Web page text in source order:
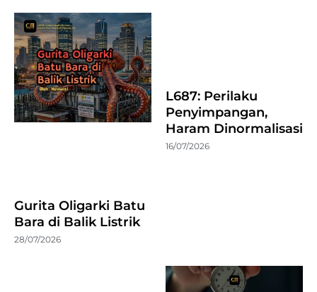
Gurita Oligarki Batu
Bara di Balik Listrik
28/07/2026
L687: Perilaku
Penyimpangan,
Haram Dinormalisasi
16/07/2026